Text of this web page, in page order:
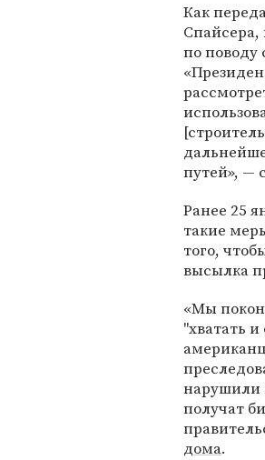
Как
Спайсера,
по поводу
путей», —
Ранее 25
такие
того,
высылка
«Мы
"хватать
нарушили
получат
дома.